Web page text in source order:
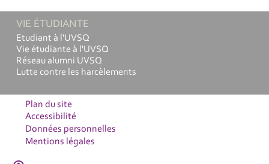
VIE ÉTUDIANTE
Etudiant à l'UVSQ
Vie étudiante à l'UVSQ
Réseau alumni UVSQ
Lutte contre les harcèlements
Plan du site
Accessibilité
Données personnelles
Mentions légales